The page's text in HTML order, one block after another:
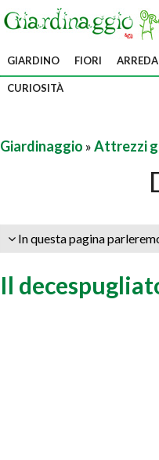
GIARDINO FIORI
CURIOSITÀ
Giardinaggio »Attrezzi
In questa pagina
Il